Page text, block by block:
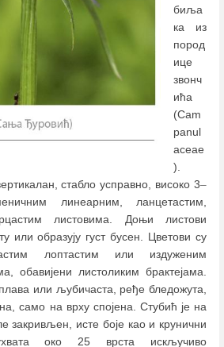
биља
ка из
пород
ице
звонч
ића
(Cam
panul
aceae
).
стабло усправно, високо 3–
линеарним, ланцетастим,
листовима. Доњи листови
или образују густ бусен. Цветови су
лоптастим или издуженим
обавијени листоликим брактејама.
или љубичаста, ређе бледожута,
само на врху спојена. Стубић је на
закривљен, исте боје као и крунични
око 25 врста искључиво